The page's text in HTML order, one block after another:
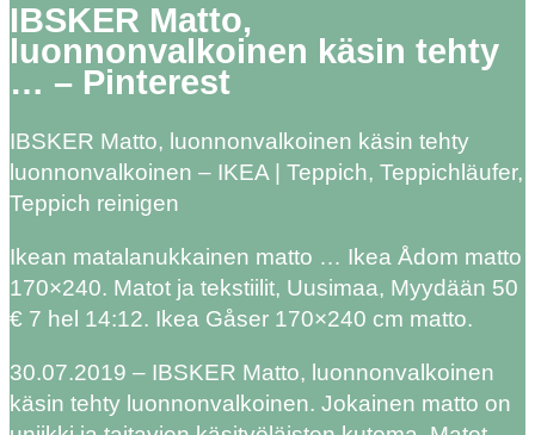
IBSKER Matto,
luonnonvalkoinen käsin tehty
… – Pinterest
IBSKER Matto, luonnonvalkoinen käsin tehty
luonnonvalkoinen – IKEA | Teppich, Teppichläufer,
Teppich reinigen
Ikean matalanukkainen matto … Ikea Ådom matto
170×240. Matot ja tekstiilit, Uusimaa, Myydään 50
€ 7 hel 14:12. Ikea Gåser 170×240 cm matto.
30.07.2019 – IBSKER Matto, luonnonvalkoinen
käsin tehty luonnonvalkoinen. Jokainen matto on